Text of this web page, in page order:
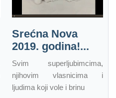
Srećna Nova
2019. godina!...
Svim superljubimcima,
njihovim vlasnicima i
ljudima koji vole i brinu